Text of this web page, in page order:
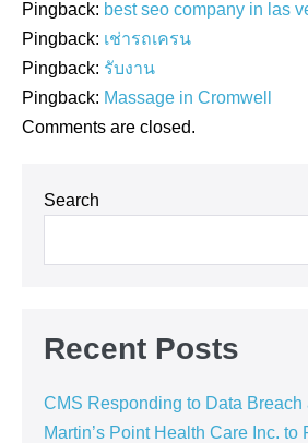
Pingback: best seo company in las
Pingback: เช่ารถเครน
Pingback: รับงาน
Pingback: Massage in Cromwell
Comments are closed.
Search
Recent Posts
CMS Responding to Data Breach
Martin’s Point Health Care Inc. to